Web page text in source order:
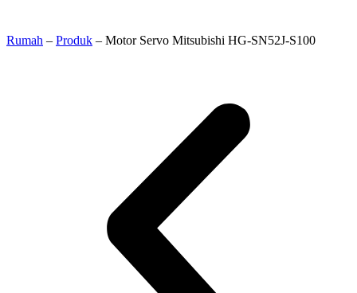
Rumah – Produk – Motor Servo Mitsubishi HG-SN52J-S100